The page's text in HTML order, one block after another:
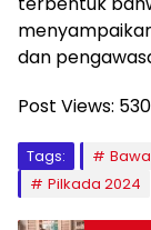
dan
Post Views: 530
Tags:
Pilkada 2024